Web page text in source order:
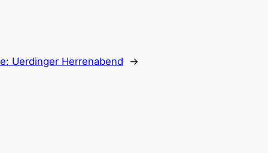
Uerdinger Herrenabend →